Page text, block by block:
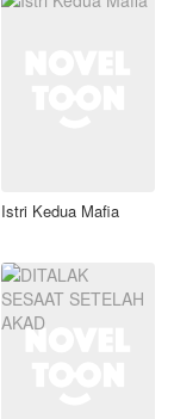
Istri Kedua Mafia